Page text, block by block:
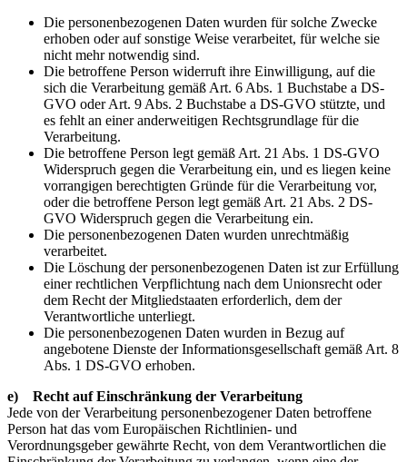
Die personenbezogenen Daten wurden für solche Zwecke
erhoben oder auf sonstige Weise verarbeitet, für welche sie
nicht mehr notwendig sind.
Die betroffene Person widerruft ihre Einwilligung, auf die
sich die Verarbeitung gemäß Art. 6 Abs. 1 Buchstabe a DS-
GVO oder Art. 9 Abs. 2 Buchstabe a DS-GVO stützte, und
es fehlt an einer anderweitigen Rechtsgrundlage für die
Verarbeitung.
Die betroffene Person legt gemäß Art. 21 Abs. 1 DS-GVO
Widerspruch gegen die Verarbeitung ein, und es liegen keine
vorrangigen berechtigten Gründe für die Verarbeitung vor,
oder die betroffene Person legt gemäß Art. 21 Abs. 2 DS-
GVO Widerspruch gegen die Verarbeitung ein.
Die personenbezogenen Daten wurden unrechtmäßig
verarbeitet.
Die Löschung der personenbezogenen Daten ist zur Erfüllung
einer rechtlichen Verpflichtung nach dem Unionsrecht oder
dem Recht der Mitgliedstaaten erforderlich, dem der
Verantwortliche unterliegt.
Die personenbezogenen Daten wurden in Bezug auf
angebotene Dienste der Informationsgesellschaft gemäß Art. 8
Abs. 1 DS-GVO erhoben.
e) Recht auf Einschränkung der Verarbeitung
Jede von der Verarbeitung personenbezogener Daten betroffene
Person hat das vom Europäischen Richtlinien- und
Verordnungsgeber gewährte Recht, von dem Verantwortlichen die